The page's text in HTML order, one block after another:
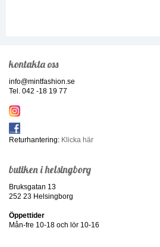
kontakta oss
info@mintfashion.se
Tel. 042 -18 19 77
Returhantering: Klicka här
butiken i helsingborg
Bruksgatan 13
252 23 Helsingborg
Öppettider
Mån-fre 10-18 och lör 10-16